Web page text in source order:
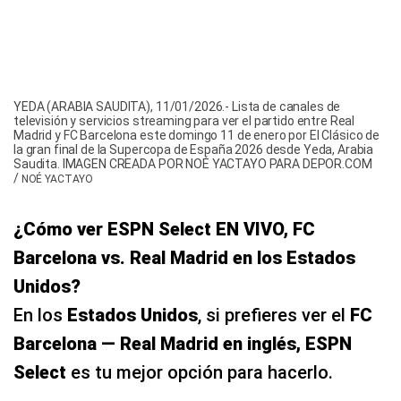
¿Cómo ver ESPN Select EN VIVO, FC
Barcelona vs. Real Madrid en los Estados
Unidos?
Barcelona — Real Madrid en inglés, ESPN
Selectes tu mejor opción para hacerlo.
ESPN Select, anteriormente conocido como
ESPN+, transmite una variedad de deportes
comoboxeo, UFC, NFL, partidos de fútbol,